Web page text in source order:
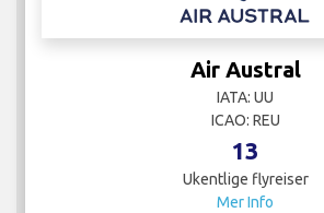
Air Austral
IATA: UU
ICAO: REU
13
Ukentlige flyreiser
Mer Info